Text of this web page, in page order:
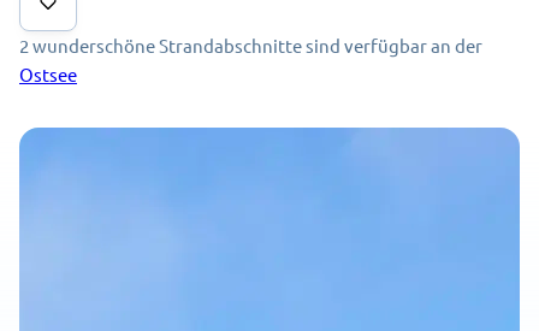
2 wunderschöne Strandabschnitte sind verfügbar an der
Ostsee